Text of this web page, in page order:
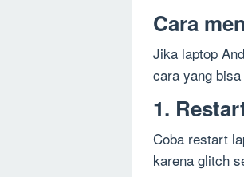
Cara
Jika laptop
cara yang
1.
Coba restart
karena glitch